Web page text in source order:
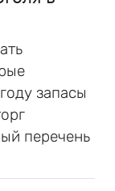
запасы
перечень